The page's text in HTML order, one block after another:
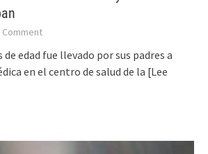
Comment
de edad fue llevado por sus padres a
en el centro de salud de la [Lee